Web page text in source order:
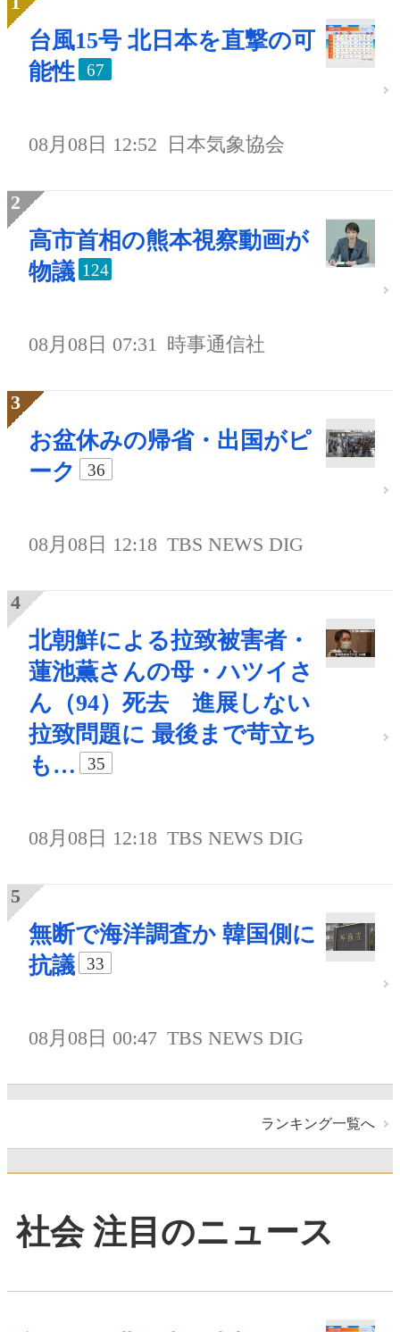
台風15号 北日本を直撃の可
能性
67
08月08日 12:52 日本気象協会
高市首相の熊本視察動画が
物議 124
08月08日 07:31 時事通信社
お盆休みの帰省・出国がピ
ーク
36
08月08日 12:18 TBS NEWS DIG
北朝鮮による拉致被害者・
蓮池薫さんの母・ハツイさ
ん（94）死去 進展しない
拉致問題に 最後まで苛立ち
も…
35
08月08日 12:18 TBS NEWS DIG
無断で海洋調査か 韓国側に
抗議
33
08月08日 00:47 TBS NEWS DIG
ランキング一覧へ
社会 注目のニュース